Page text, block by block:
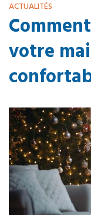
ACTUALITÉS
votre